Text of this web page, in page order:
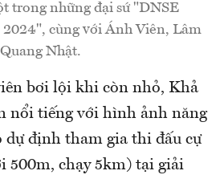
trong những đại sứ "DNSE
cùng với Ánh Viên, Lâm
Quang Nhật.
bơi lội khi còn nhỏ, Khả
nổi tiếng với hình ảnh năng
dự định tham gia thi đấu cự
500m, chạy 5km) tại giải